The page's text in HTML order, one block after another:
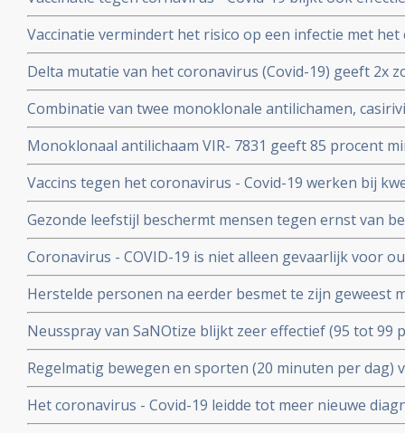
immuunziektes en mensen die
Vaccinatie vermindert het risico op een infectie met
immuniteit van een eerdere infectie beschermt echter
keer. Dit toont groot onderzoek aan uit Israel
Delta mutatie van het coronavirus (Covid-19) geeft 2x
vs 4 procent) op ernstige ziekte dan de Alpha mutatie.
Combinatie van twee monoklonale antilichamen,
COV) kan ernstig zieke Covid-19 patienten die zelf
behoeden voor overlijden
Monoklonaal antilichaam VIR- 7831 geeft 85 procent
overlijden bij patienten met het coronavirus - COVID-
vergelijking met placebo
Vaccins tegen het coronavirus - Covid-19 werken bij
kankerpatienten onvoldoende blijkt uit groot
Gezonde leefstijl beschermt mensen tegen ernst van
- Covid-19. Blijkt uit groot Engels bevolkingsonderzoek
Coronavirus - COVID-19 is niet alleen gevaarlijk voor
volwassenen van middelbare leeftijd blijkt uit grote
Herstelde personen na eerder besmet te zijn geweest
waren niet besmettelijk voor anderen blijkt uit
professionele basketballers en personeel.
Neusspray van SaNOtize blijkt zeer effectief (95 tot 99
met het coronavirus - Covid-19 zowel bij lichte als
Regelmatig bewegen en sporten (20 minuten per
en leidt tot minder ziekenhuisopnames en sterfte door
Het coronavirus - Covid-19 leidde tot meer nieuwe
uitzaaiingen dan gebruikelijk. Ook werden